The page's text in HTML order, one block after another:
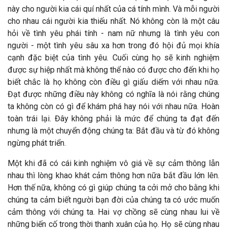
này cho người kia cái quí nhất của cá tính mình. Và mỗi người
cho nhau cái người kia thiếu nhất. Nó không còn là một câu
hỏi về tình yêu phái tính - nam nữ nhưng là tình yêu con
người - một tình yêu sâu xa hơn trong đó hội đủ mọi khía
cạnh đặc biệt của tình yêu. Cuối cùng họ sẽ kinh nghiệm
được sự hiệp nhất mà không thể nào có được cho đến khi họ
biết chắc là họ không còn điều gì giấu diếm với nhau nữa.
Đạt được những điều này không có nghĩa là nói rằng chúng
ta không còn có gì để khám phá hay nói với nhau nữa. Hoàn
toàn trái lại. Đây không phải là mức để chúng ta đạt đến
nhưng là một chuyển động chúng ta: Bắt đầu và từ đó không
ngừng phát triển.
Một khi đã có cái kinh nghiệm vô giá về sự cảm thông lẫn
nhau thì lòng khao khát cảm thông hơn nữa bắt đầu lớn lên.
Hơn thế nữa, không có gì giúp chúng ta cởi mở cho bằng khi
chúng ta cảm biết người bạn đời của chúng ta có ước muốn
cảm thông với chúng ta. Hai vợ chồng sẽ cùng nhau lui về
những biến cố trong thời thanh xuân của họ. Họ sẽ cùng nhau